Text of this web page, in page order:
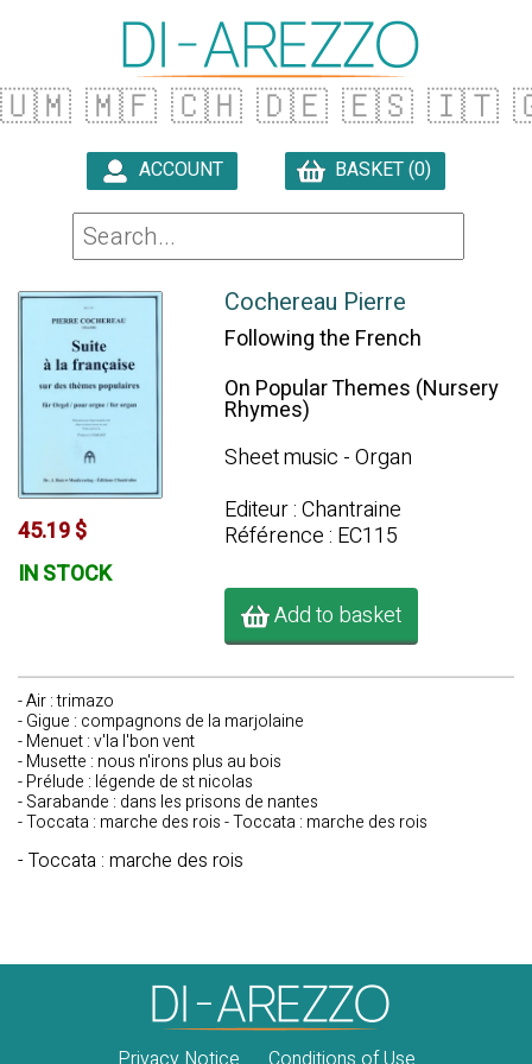
🇺🇲 🇲🇫 🇨🇭 🇩🇪 🇪🇸 🇮🇹
ACCOUNT BASKET (0)
45.19 $
IN STOCK
Cochereau Pierre
Following the French
On Popular Themes (Nursery
Rhymes)
Sheet music - Organ
Editeur : Chantraine
Référence : EC115
Add to basket
- Air : trimazo
- Gigue : compagnons de la marjolaine
- Menuet : v'la l'bon vent
- Musette : nous n'irons plus au bois
- Prélude : légende de st nicolas
- Sarabande : dans les prisons de nantes
- Toccata : marche des rois - Toccata : marche des rois
- Toccata : marche des rois